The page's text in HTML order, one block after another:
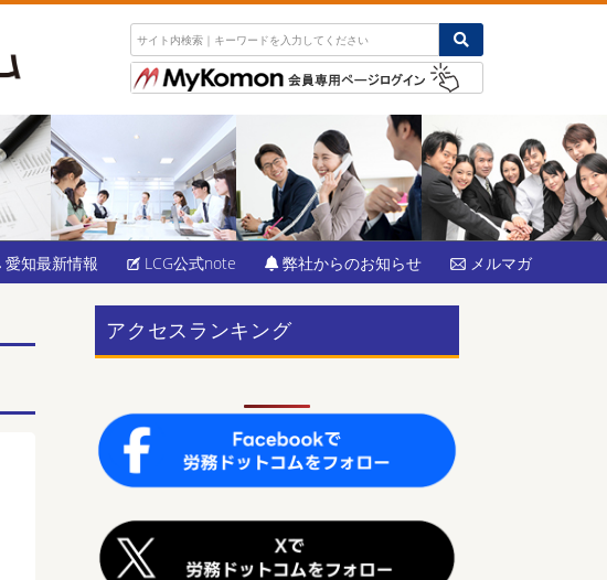
愛知最新情報 LCG公式note 弊社からのお知らせ メルマガ
アクセスランキング